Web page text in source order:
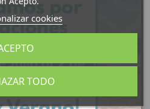
recuerda al perfume de la
cookies
TODO